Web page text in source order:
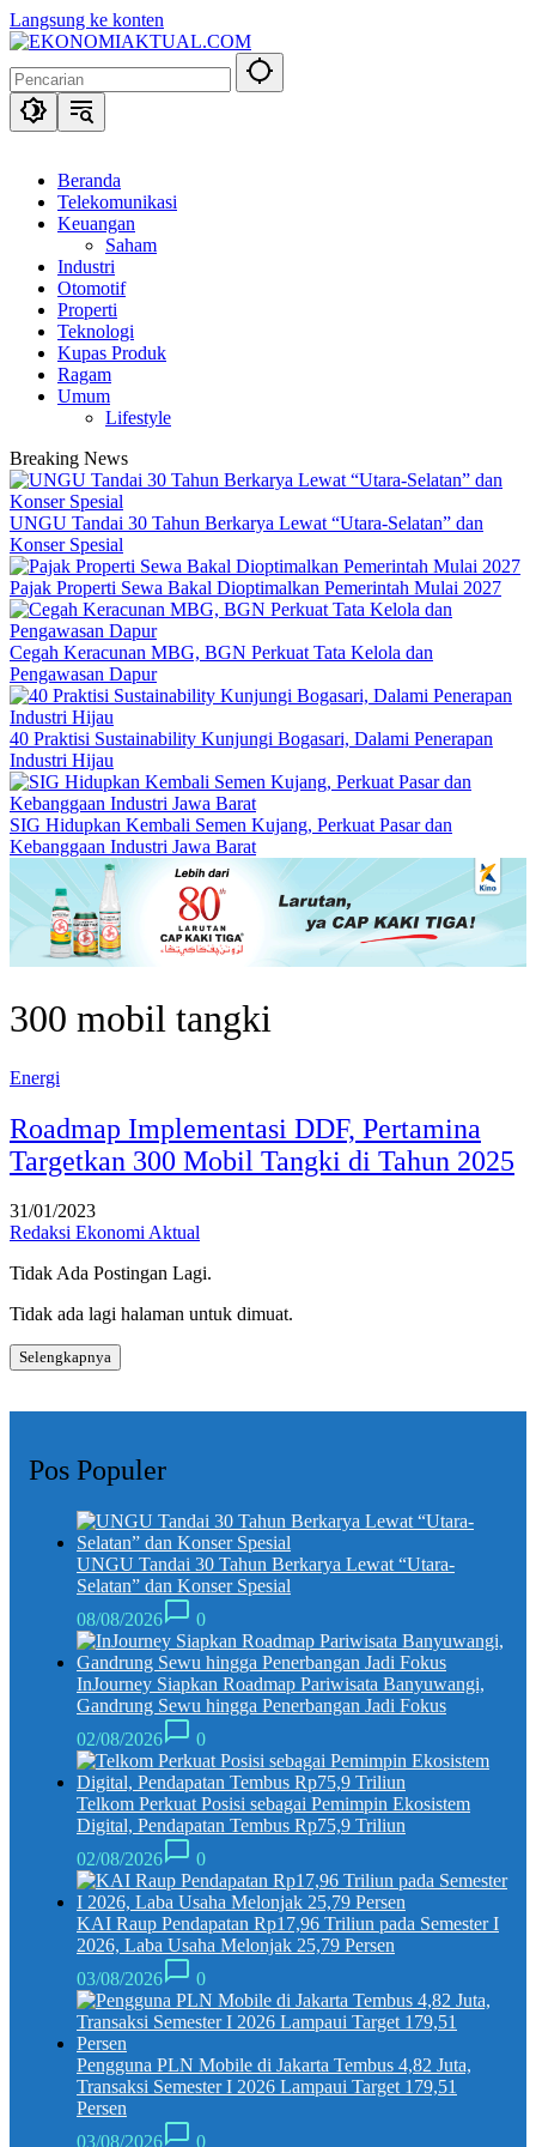
Langsung ke konten
Beranda
Telekomunikasi
Keuangan
Saham
Industri
Otomotif
Properti
Teknologi
Kupas Produk
Ragam
Umum
Lifestyle
Breaking News
UNGU Tandai 30 Tahun Berkarya Lewat “Utara-Selatan” dan
Konser Spesial
Pajak Properti Sewa Bakal Dioptimalkan Pemerintah Mulai 2027
Cegah Keracunan MBG, BGN Perkuat Tata Kelola dan
Pengawasan Dapur
40 Praktisi Sustainability Kunjungi Bogasari, Dalami Penerapan
Industri Hijau
SIG Hidupkan Kembali Semen Kujang, Perkuat Pasar dan
Kebanggaan Industri Jawa Barat
300 mobil tangki
Energi
Roadmap Implementasi DDF, Pertamina
Targetkan 300 Mobil Tangki di Tahun 2025
31/01/2023
Redaksi Ekonomi Aktual
Tidak Ada Postingan Lagi.
Tidak ada lagi halaman untuk dimuat.
Selengkapnya
Pos Populer
UNGU Tandai 30 Tahun Berkarya Lewat “Utara-
Selatan” dan Konser Spesial
08/08/2026
0
InJourney Siapkan Roadmap Pariwisata Banyuwangi,
Gandrung Sewu hingga Penerbangan Jadi Fokus
02/08/2026
0
Telkom Perkuat Posisi sebagai Pemimpin Ekosistem
Digital, Pendapatan Tembus Rp75,9 Triliun
02/08/2026
0
KAI Raup Pendapatan Rp17,96 Triliun pada Semester I
2026, Laba Usaha Melonjak 25,79 Persen
03/08/2026
0
Pengguna PLN Mobile di Jakarta Tembus 4,82 Juta,
Transaksi Semester I 2026 Lampaui Target 179,51
Persen
03/08/2026
0